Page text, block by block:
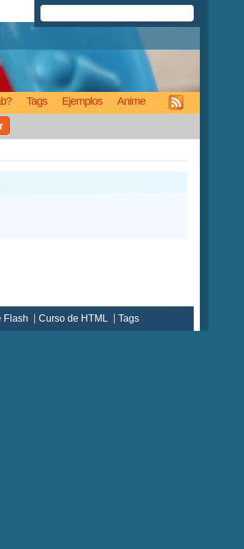
Tags Ejemplos Anime
Flash Curso de HTML Tags